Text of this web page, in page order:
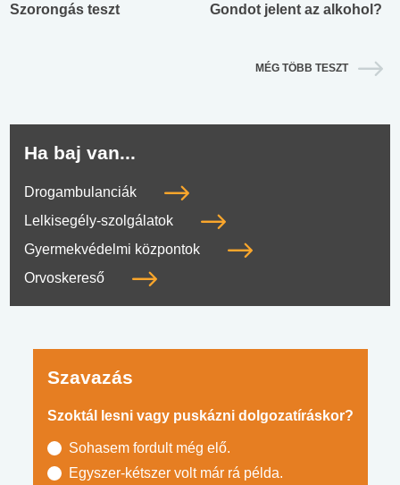
Szorongás teszt Gondot jelent az alkohol?
MÉG TÖBB TESZT
Ha baj van...
Drogambulanciák
Lelkisegély-szolgálatok
Gyermekvédelmi központok
Orvoskereső
Szavazás
Szoktál lesni vagy puskázni dolgozatíráskor?
Sohasem fordult még elő.
Egyszer-kétszer volt már rá példa.